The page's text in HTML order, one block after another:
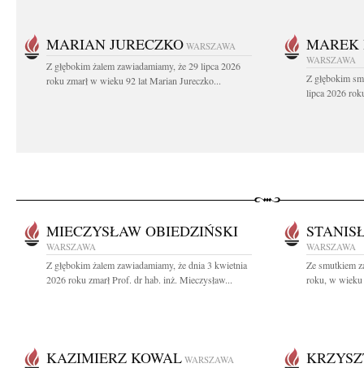
MARIAN JURECZKO WARSZAWA
Z głębokim żalem zawiadamiamy, że 29 lipca 2026
roku zmarł w wieku 92 lat Marian Jureczko...
MAREK
WARSZAWA
Z głębokim
lipca 2026
MIECZYSŁAW OBIEDZIŃSKI
WARSZAWA
Z głębokim żalem zawiadamiamy, że dnia 3 kwietnia
2026 roku zmarł Prof. dr hab. inż. Mieczysław...
WARSZAWA
Ze smutkiem
roku, w wieku
KAZIMIERZ KOWAL WARSZAWA